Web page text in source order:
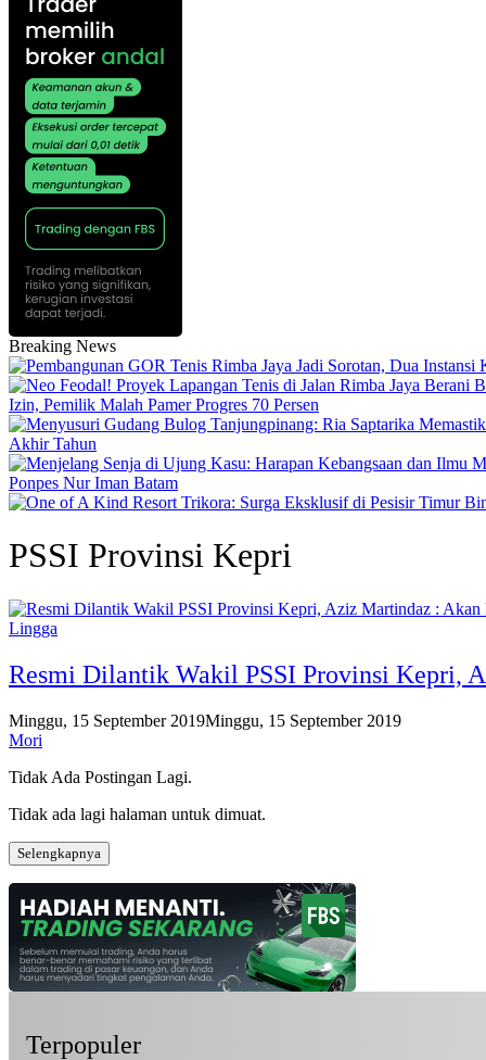
Breaking News
Izin, Pemilik Malah Pamer Progres 70 Persen
Akhir Tahun
Ponpes Nur Iman Batam
PSSI Provinsi Kepri
Lingga
Resmi Dilantik Wakil PSSI Provinsi Kepri,
Minggu, 15 September 2019Minggu, 15 September 2019
Mori
Tidak Ada Postingan Lagi.
Tidak ada lagi halaman untuk dimuat.
Selengkapnya
Terpopuler